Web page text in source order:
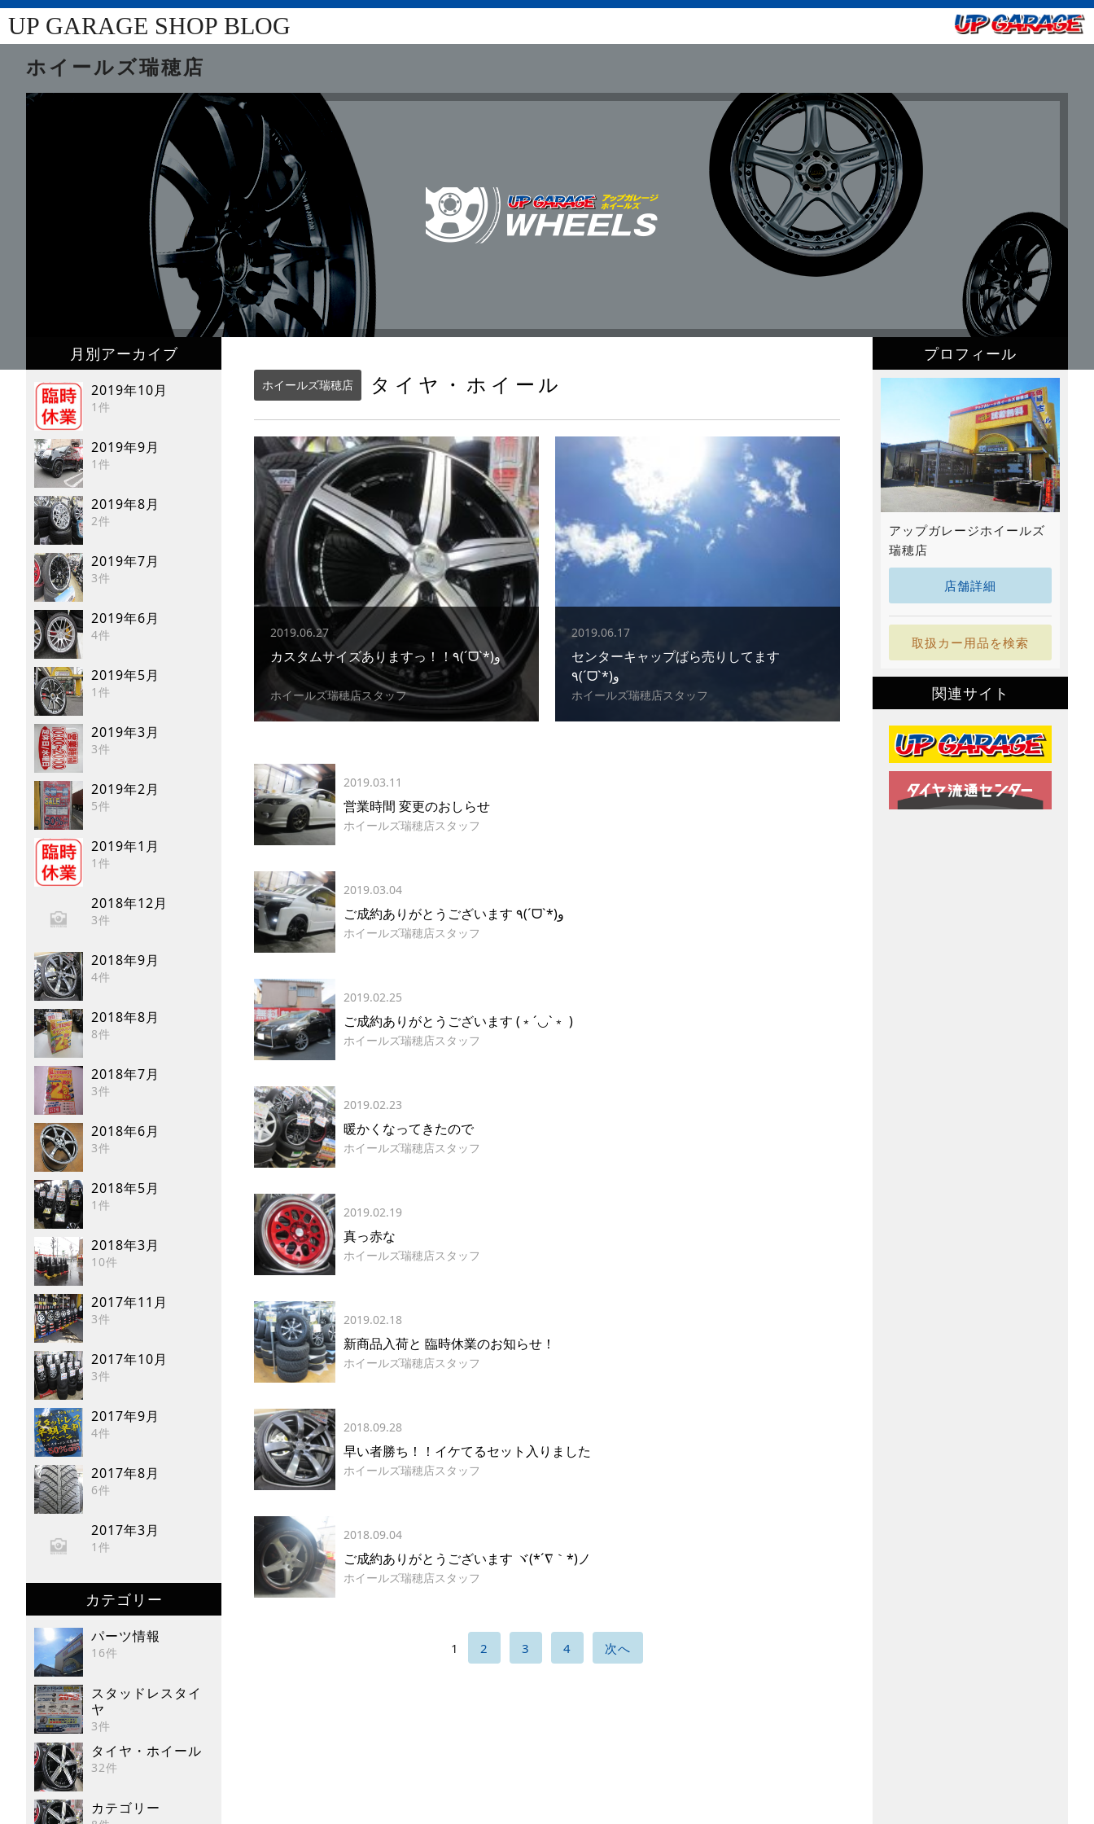
UP GARAGE SHOP BLOG
ホイールズ瑞穂店
月別アーカイブ
2019年10月
1件
2019年9月
1件
2019年8月
2件
2019年7月
3件
2019年6月
4件
2019年5月
1件
2019年3月
3件
2019年2月
5件
2019年1月
1件
2018年12月
3件
2018年9月
4件
2018年8月
8件
2018年7月
3件
2018年6月
3件
2018年5月
1件
2018年3月
10件
2017年11月
3件
2017年10月
3件
2017年9月
4件
2017年8月
6件
2017年3月
1件
カテゴリー
パーツ情報
16件
スタッドレスタイ
ヤ
3件
タイヤ・ホイール
32件
カテゴリー
ホイールズ瑞穂店 タイヤ・ホイール
2019.06.27
カスタムサイズありますっ！！٩(ˊᗜˋ*)و
ホイールズ瑞穂店スタッフ
2019.06.17
センターキャップばら売りしてます
٩(ˊᗜˋ*)و
ホイールズ瑞穂店スタッフ
2019.03.11
営業時間 変更のおしらせ
ホイールズ瑞穂店スタッフ
2019.03.04
ご成約ありがとうございます ٩(ˊᗜˋ*)و
ホイールズ瑞穂店スタッフ
2019.02.25
ご成約ありがとうございます (﹡´◡`﹡ )
ホイールズ瑞穂店スタッフ
2019.02.23
暖かくなってきたので
ホイールズ瑞穂店スタッフ
2019.02.19
真っ赤な
ホイールズ瑞穂店スタッフ
2019.02.18
新商品入荷と 臨時休業のお知らせ！
ホイールズ瑞穂店スタッフ
2018.09.28
早い者勝ち！！イケてるセット入りました
ホイールズ瑞穂店スタッフ
2018.09.04
ご成約ありがとうございます ヾ(*´∇｀*)ノ
ホイールズ瑞穂店スタッフ
1 2 3 4 次へ
プロフィール
アップガレージホイールズ
瑞穂店
店舗詳細
取扱カー用品を検索
関連サイト